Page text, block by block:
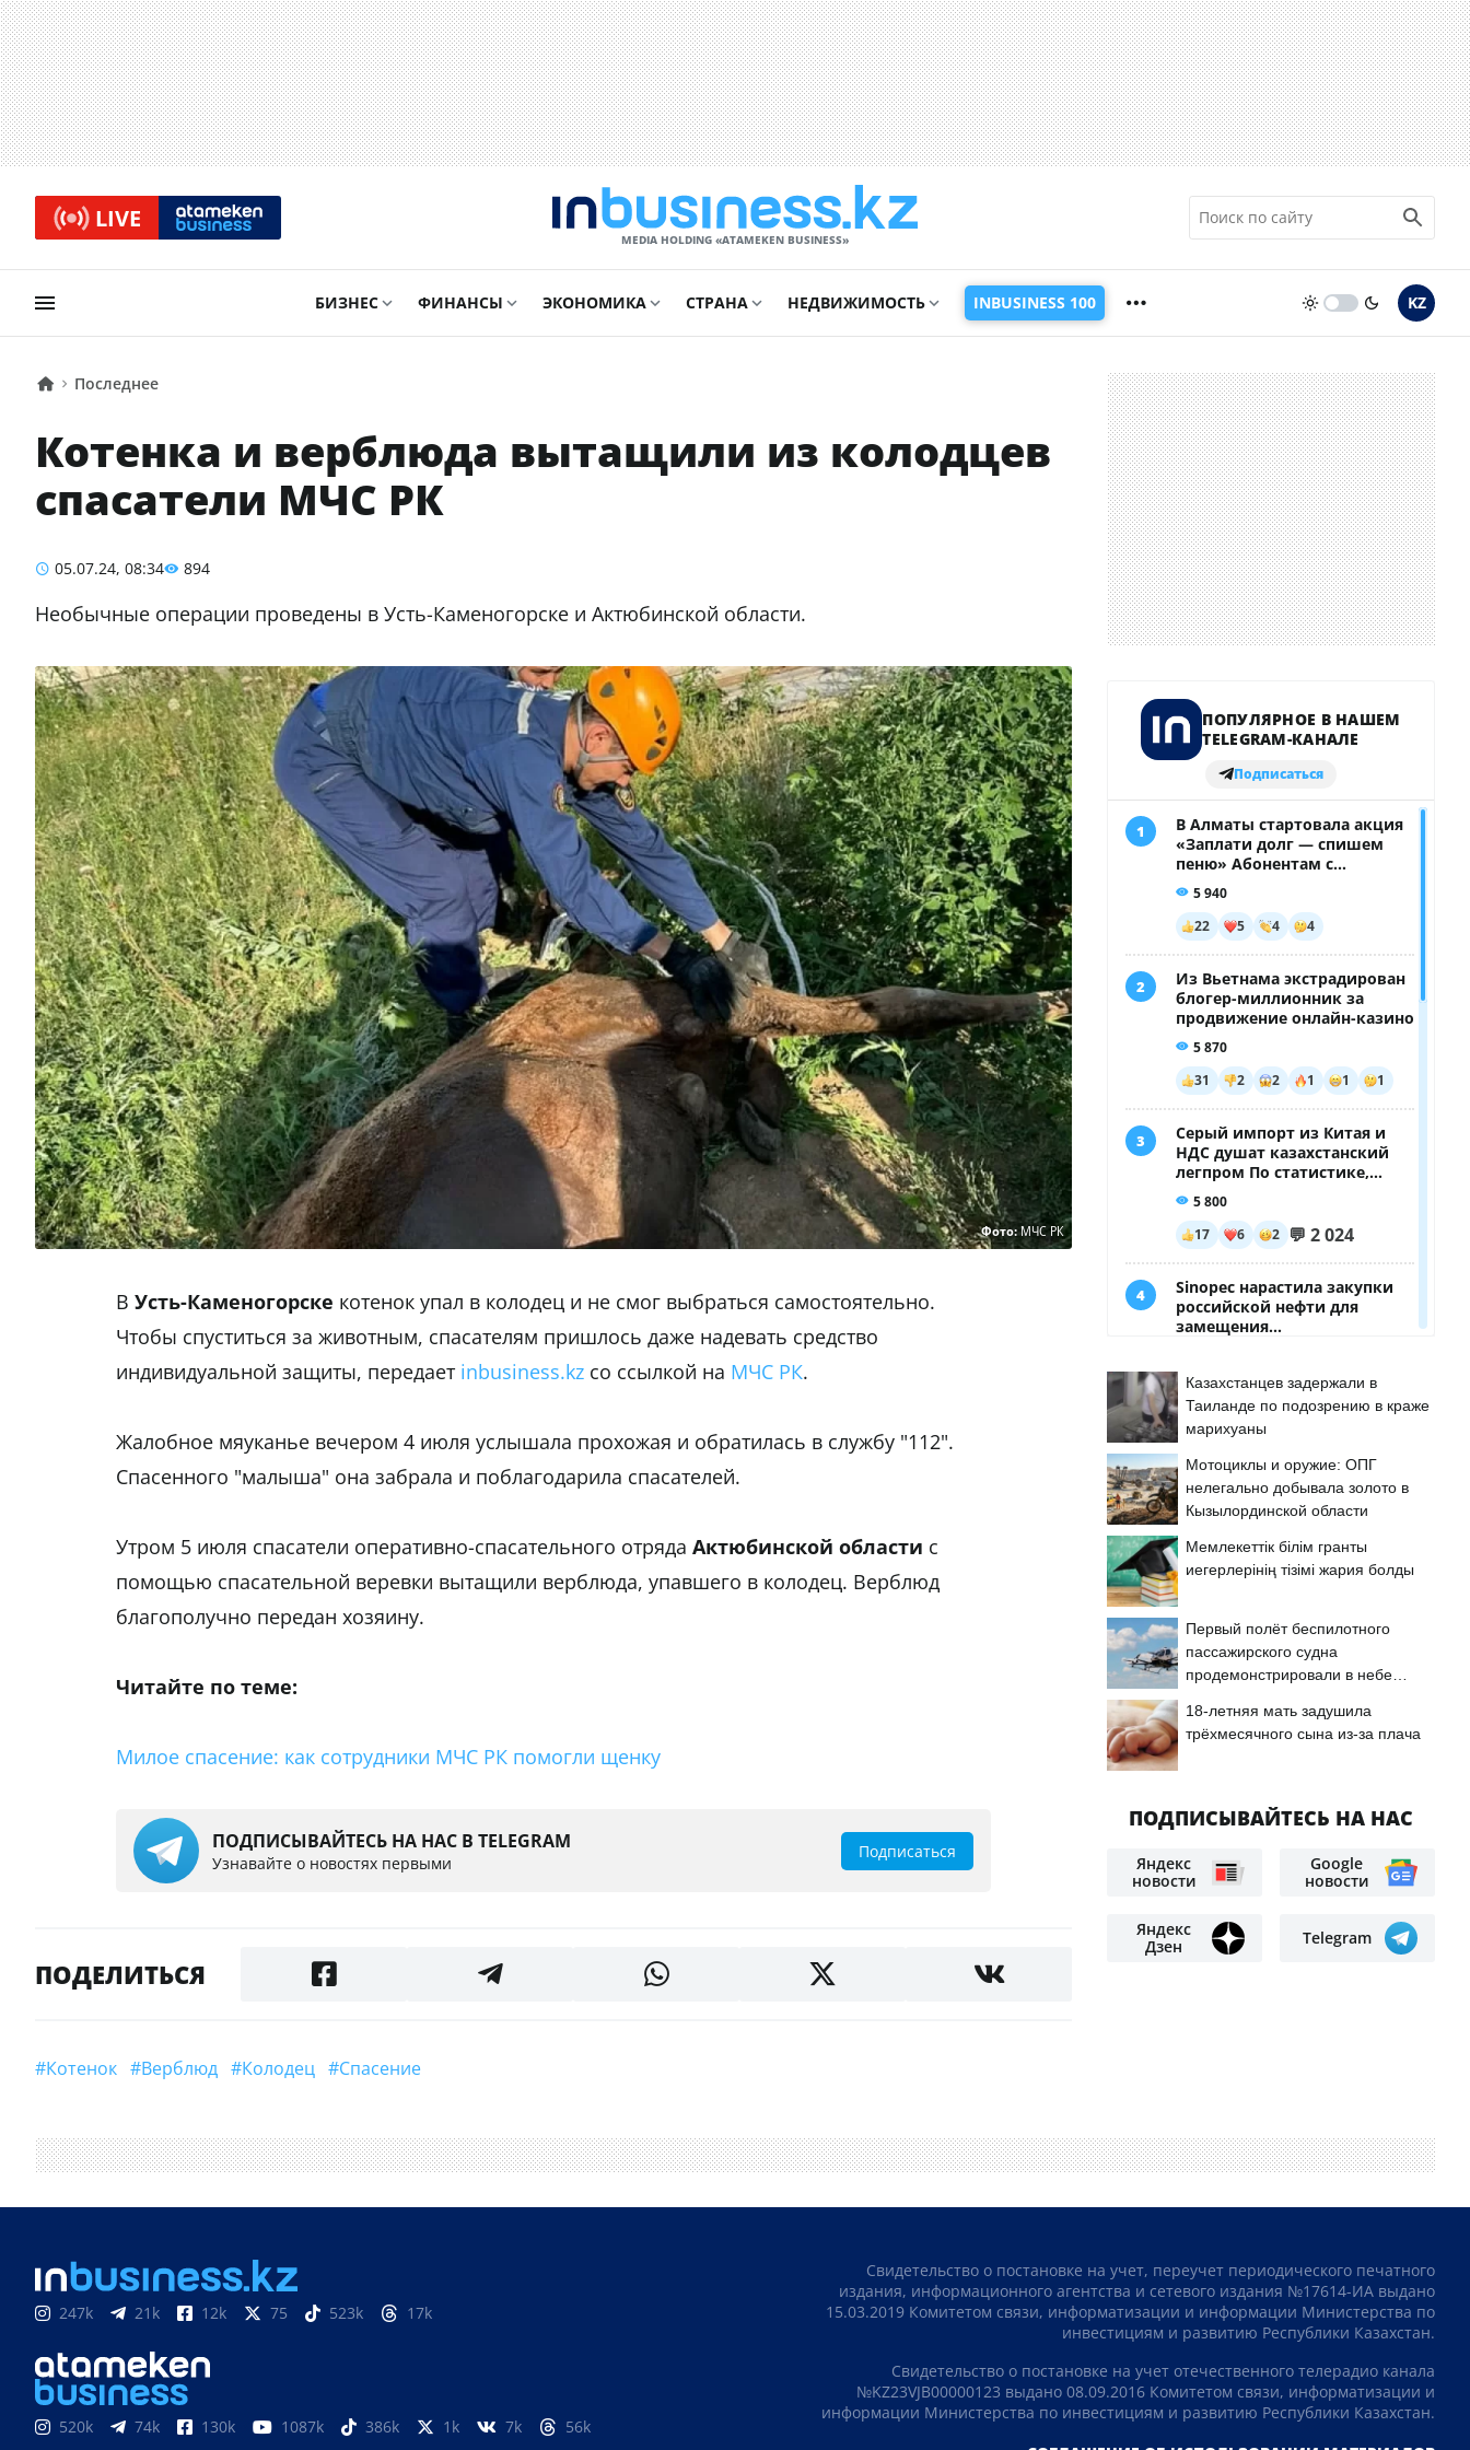
LIVE
MEDIA HOLDING «ATAMEKЕN BUSINESS»
БИЗНЕС ФИНАНСЫ ЭКОНОМИКА СТРАНА НЕДВИЖИМОСТЬ INBUSINESS 100 KZ
Последнее
Котенка и верблюда вытащили из колодцев
спасатели МЧС РК
05.07.24, 08:34 894
Необычные операции проведены в Усть-Каменогорске и Актюбинской области.
Фото:МЧС РК
В Усть-Каменогорске котенок упал в колодец и не смог выбраться самостоятельно.
Чтобы спуститься за животным, спасателям пришлось даже надевать средство
индивидуальной защиты, передает inbusiness.kz со ссылкой на МЧС РК.
Жалобное мяуканье вечером 4 июля услышала прохожая и обратилась в службу "112".
Спасенного "малыша" она забрала и поблагодарила спасателей.
Утром 5 июля спасатели оперативно-спасательного отряда Актюбинской области с
помощью спасательной веревки вытащили верблюда, упавшего в колодец. Верблюд
благополучно передан хозяину.
Читайте по теме:
Милое спасение: как сотрудники МЧС РК помогли щенку
ПОДПИСЫВАЙТЕСЬ НА НАС В TELEGRAM
Узнавайте о новостях первыми
Подписаться
ПОДЕЛИТЬСЯ
#котенок #Верблюд #Колодец #спасение
Казахстанцев задержали в
Таиланде по подозрению в краже
марихуаны
Мотоциклы и оружие: ОПГ
нелегально добывала золото в
Кызылординской области
Мемлекеттік білім гранты
иегерлерінің тізімі жария болды
Первый полёт беспилотного
пассажирского судна
продемонстрировали в небе
18-летняя мать задушила
трёхмесячного сына из-за плача
ПОДПИСЫВАЙТЕСЬ НА НАС
Яндекс
новости
Google
новости
Яндекс
Дзен
Telegram
247k 21k 12k 75 523k 17k
520k 74k 130k 1087k 386k 1k 7k 56k
Свидетельство о постановке на учет, переучет периодического печатного
издания, информационного агентства и сетевого издания №17614-ИА выдано
15.03.2019 Комитетом связи, информатизации и информации Министерства по
инвестициям и развитию Республики Казахстан.
Свидетельство о постановке на учет отечественного телерадио канала
№KZ23VJB00000123 выдано 08.09.2016 Комитетом связи, информатизации и
информации Министерства по инвестициям и развитию Республики Казахстан.